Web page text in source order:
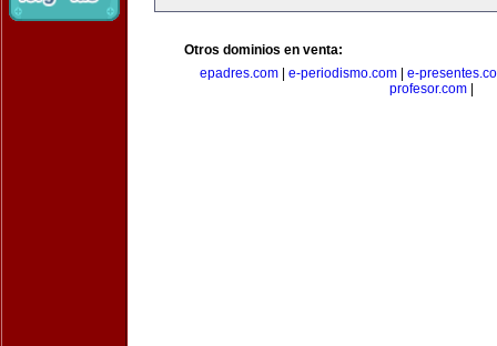
Otros dominios en venta:
epadres.com
e-periodismo.com
e-
profesor.com